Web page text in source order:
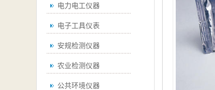
电力电工仪器
电子工具仪表
安规检测仪器
农业检测仪器
公共环境仪器